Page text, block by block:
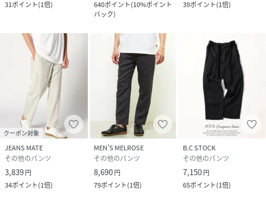
31ポイント(1倍)
640ポイント(10%ポイント
バック)
39ポイント(1倍)
クーポン対象
JEANS MATE
その他のパンツ
3,839円
34ポイント(1倍)
MEN'S MELROSE
その他のパンツ
8,690円
79ポイント(1倍)
B.C STOCK
その他のパンツ
7,150円
65ポイント(1倍)